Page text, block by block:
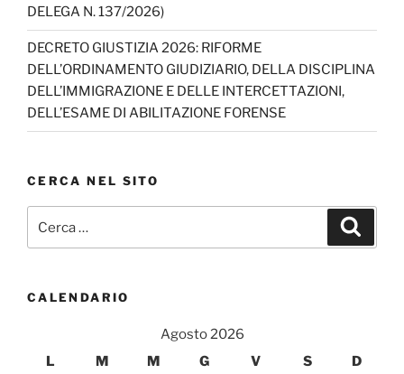
DELEGA N. 137/2026)
DECRETO GIUSTIZIA 2026: RIFORME
DELL’ORDINAMENTO GIUDIZIARIO, DELLA DISCIPLINA
DELL’IMMIGRAZIONE E DELLE INTERCETTAZIONI,
DELL’ESAME DI ABILITAZIONE FORENSE
CERCA NEL SITO
CALENDARIO
Agosto 2026
L
M M G V S D